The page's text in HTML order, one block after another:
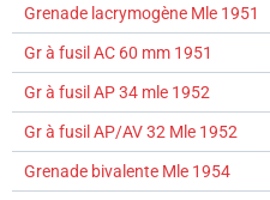
Grenade lacrymogène Mle 1951
Gr à fusil AC 60 mm 1951
Gr à fusil AP 34 mle 1952
Gr à fusil AP/AV 32 Mle 1952
Grenade bivalente Mle 1954